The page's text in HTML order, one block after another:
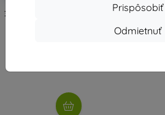
Prispôsobiť
Odmietnuť
3MK FlexibleGlass Tecno Spark 10